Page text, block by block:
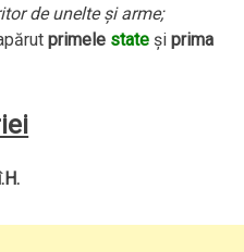
de unelte şi arme;
primele state şiprima